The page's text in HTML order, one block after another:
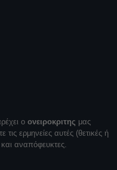
ο ονειροκριτης μας
ερμηνείες αυτές (θετικές ή
αναπόφευκτες.